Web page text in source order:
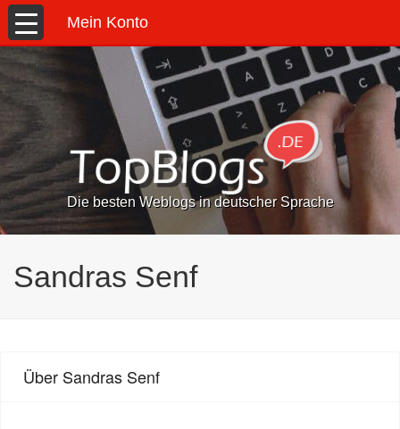
Mein Konto
Die besten Weblogs in deutscher Sprache
Sandras Senf
Über Sandras Senf